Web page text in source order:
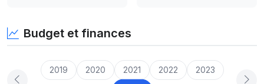
Budget et finances
2019 2020 2021 2022 2023